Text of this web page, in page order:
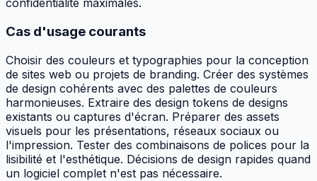
confidentialité maximales.
Cas d'usage courants
Choisir des couleurs et typographies pour la conception
de sites web ou projets de branding. Créer des systèmes
de design cohérents avec des palettes de couleurs
harmonieuses. Extraire des design tokens de designs
existants ou captures d'écran. Préparer des assets
visuels pour les présentations, réseaux sociaux ou
l'impression. Tester des combinaisons de polices pour la
lisibilité et l'esthétique. Décisions de design rapides quand
un logiciel complet n'est pas nécessaire.